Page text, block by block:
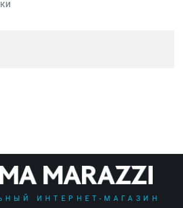
ИНТЕРНЕТ-МАГАЗИН